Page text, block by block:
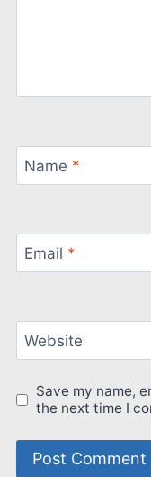
Name *
Email *
Website
Save my name,
the next time I